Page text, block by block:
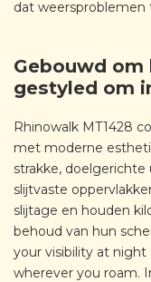
dat
Gebouwd om
gestyled om
Rhinowalk MT1428
met moderne
strakke,
slijtvaste
slijtage en houden
behoud van hun
your visibility at night
wherever you roam.